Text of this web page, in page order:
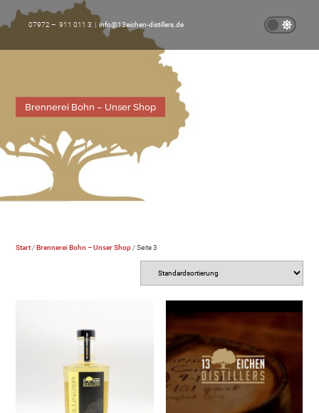
07972 – 911 011 3 | info@13eichen-distillers.de
Brennerei Bohn – Unser Shop
Start /Brennerei Bohn – Unser Shop / Seite 3